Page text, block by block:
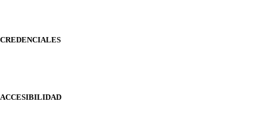
CREDENCIALES
ACCESIBILIDAD